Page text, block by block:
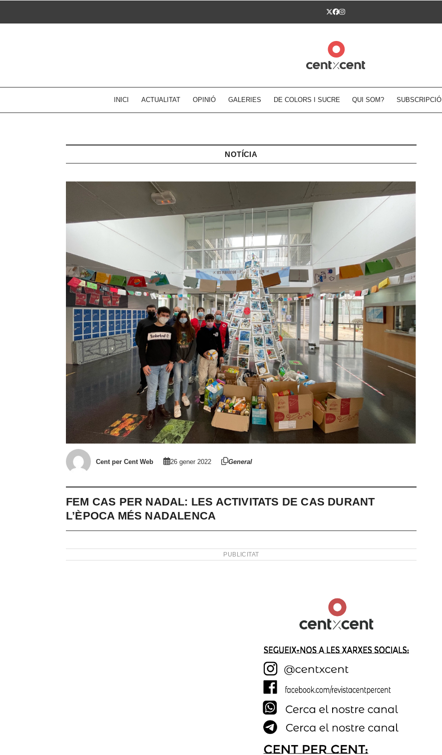
Twitter
Facebook
Instagram
INICI ACTUALITAT OPINIÓ GALERIES DE COLORS I SUCRE QUI SOM? SUBSCRIPCIÓ
NOTÍCIA
Cent per Cent Web 26 gener 2022 General
FEM CAS PER NADAL: LES ACTIVITATS DE CAS DURANT
L’ÈPOCA MÉS NADALENCA
PUBLICITAT